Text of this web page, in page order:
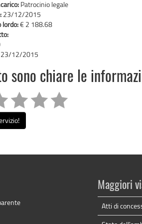
Patrocinio legale
23/12/2015
lordo:€ 2 188.68
23/12/2015
sono chiare le
Maggiori
Atti di